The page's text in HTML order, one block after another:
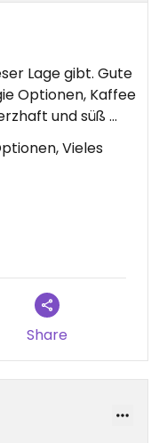
Lage gibt. Gute
Optionen, Kaffee
und süß ...
Vieles
Share